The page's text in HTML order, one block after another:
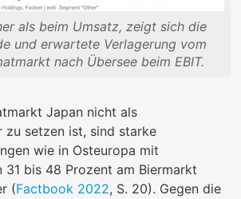
als beim Umsatz, zeigt sich die
und erwartete Verlagerung vom
nach Übersee beim EBIT.
Japan nicht als
zu setzen ist, sind starke
wie in Osteuropa mit
31 bis 48 Prozent am Biermarkt
(Factbook 2022, S. 20). Gegen die